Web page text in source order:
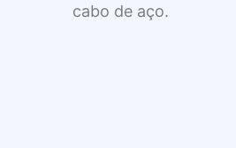
cabo de aço.